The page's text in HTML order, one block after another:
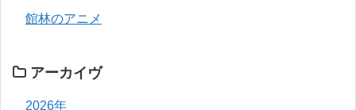
館林のアニメ
アーカイヴ
2026年